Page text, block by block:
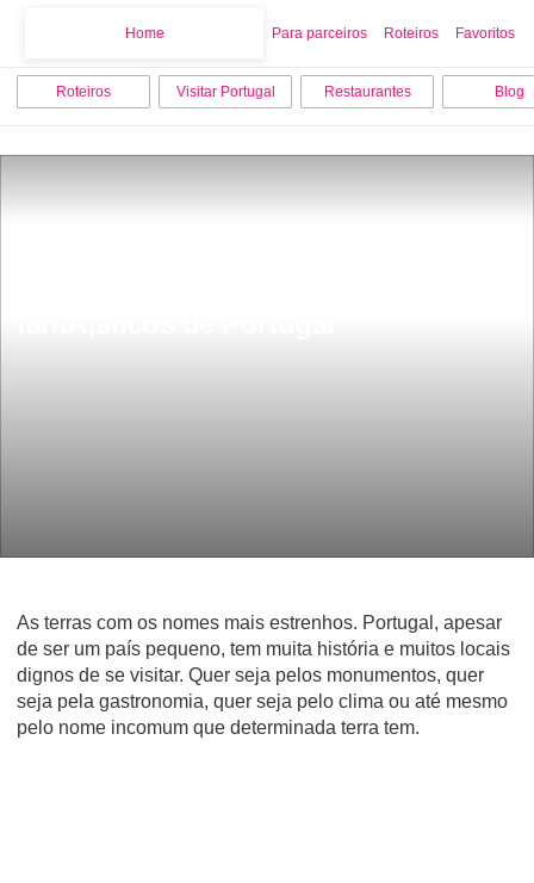
Home Para parceiros Roteiros Favoritos
Roteiros Visitar Portugal Restaurantes Blog
As terras com os nomes mais estrenhos. Portugal, apesar
de ser um país pequeno, tem muita história e muitos locais
dignos de se visitar. Quer seja pelos monumentos, quer
seja pela gastronomia, quer seja pelo clima ou até mesmo
pelo nome incomum que determinada terra tem.